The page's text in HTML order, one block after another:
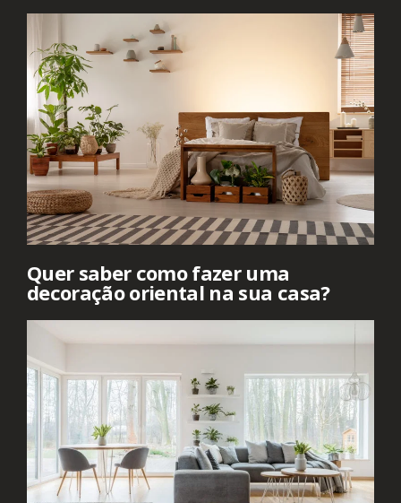
Quer saber como fazer uma
decoração oriental na sua casa?